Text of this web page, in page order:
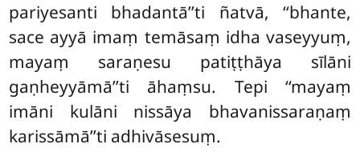
pariyesanti bhadantā’’ti ñatvā, ‘‘bhante,
sace ayyā imaṃ temāsaṃ idha vaseyyuṃ,
mayaṃ saraṇesu patiṭṭhāya sīlāni
gaṇheyyāmā’’ti āhaṃsu. Tepi ‘‘mayaṃ
imāni kulāni nissāya bhavanissaraṇaṃ
karissāmā’’ti adhivāsesuṃ.